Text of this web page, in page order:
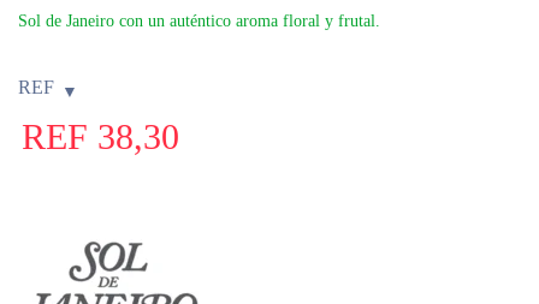
Sol de Janeiro con un auténtico aroma floral y frutal.
REF
REF 38,30